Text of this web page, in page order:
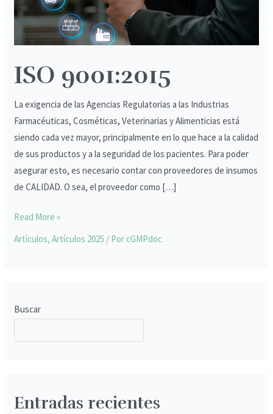
ISO 9001:2015
La exigencia de las Agencias Regulatorias a las Industrias
Farmacéuticas, Cosméticas, Veterinarias y Alimenticias está
siendo cada vez mayor, principalmente en lo que hace a la calidad
de sus productos y a la seguridad de los pacientes. Para poder
asegurar esto, es necesario contar con proveedores de insumos
de CALIDAD. O sea, el proveedor como […]
Read More »
Artículos,Artículos 2025 / PorcGMPdoc
Buscar
Entradas recientes